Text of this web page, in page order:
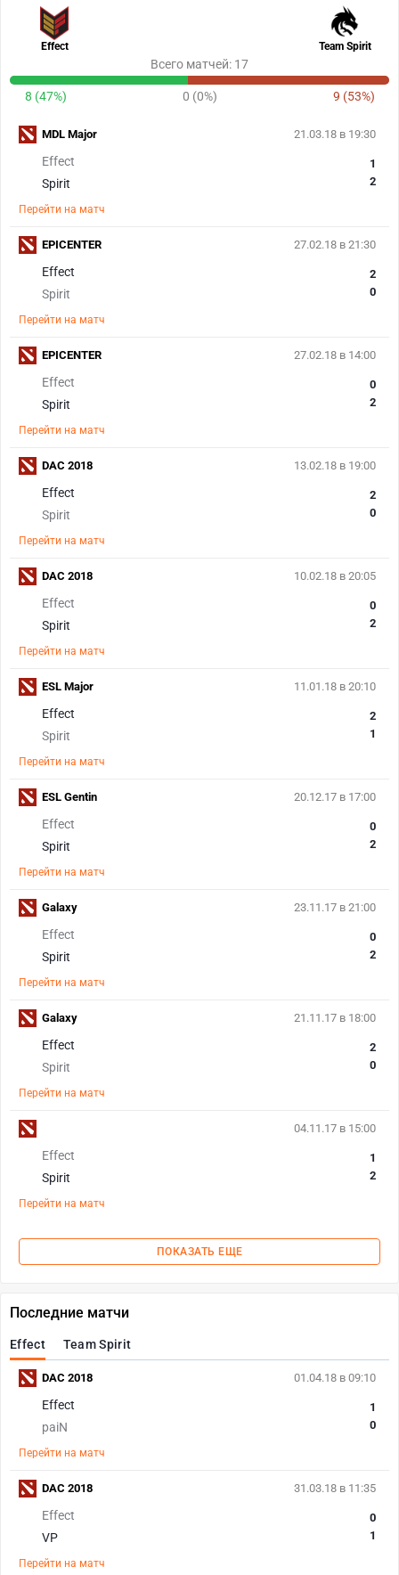
Effect Team Spirit
Всего матчей: 17
8 (47%) 0 (0%) 9 (53%)
21.03.18 в 19:30
Effect
Spirit
1
2
Перейти на матч
MDL Major
27.02.18 в 21:30
Effect
Spirit
2
0
Перейти на матч
EPICENTER
27.02.18 в 14:00
Effect
Spirit
0
2
Перейти на матч
EPICENTER
13.02.18 в 19:00
Effect
Spirit
2
0
Перейти на матч
DAC 2018
10.02.18 в 20:05
Effect
Spirit
0
2
Перейти на матч
DAC 2018
11.01.18 в 20:10
Effect
Spirit
2
1
Перейти на матч
ESL Major
20.12.17 в 17:00
Effect
Spirit
0
2
Перейти на матч
ESL Gentin
23.11.17 в 21:00
Effect
Spirit
0
2
Перейти на матч
Galaxy
21.11.17 в 18:00
Effect
Spirit
2
0
Перейти на матч
Galaxy
04.11.17 в 15:00
Effect
Spirit
1
2
Перейти на матч
ПОКАЗАТЬ ЕЩЕ
Последние матчи
Effect Team Spirit
01.04.18 в 09:10
Effect
paiN
1
0
Перейти на матч
DAC 2018
31.03.18 в 11:35
Effect
VP
0
1
Перейти на матч
DAC 2018